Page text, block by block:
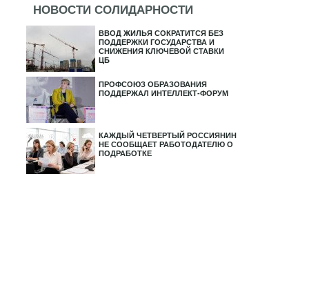
НОВОСТИ СОЛИДАРНОСТИ
ВВОД ЖИЛЬЯ СОКРАТИТСЯ БЕЗ
ПОДДЕРЖКИ ГОСУДАРСТВА И
СНИЖЕНИЯ КЛЮЧЕВОЙ СТАВКИ
ЦБ
ПРОФСОЮЗ ОБРАЗОВАНИЯ
ПОДДЕРЖАЛ ИНТЕЛЛЕКТ-ФОРУМ
КАЖДЫЙ ЧЕТВЕРТЫЙ РОССИЯНИН
НЕ СООБЩАЕТ РАБОТОДАТЕЛЮ О
ПОДРАБОТКЕ